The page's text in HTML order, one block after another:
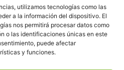
utilizamos tecnologías como las
a la información del dispositivo. El
nos permitirá procesar datos como
o las identificaciones únicas en este
puede afectar
y funciones.